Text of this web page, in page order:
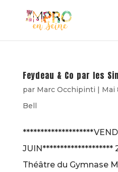
Feydeau & Co par les
par Marc Occhipinti | Mai
Bell
JUIN********************
Théâtre du Gymnase